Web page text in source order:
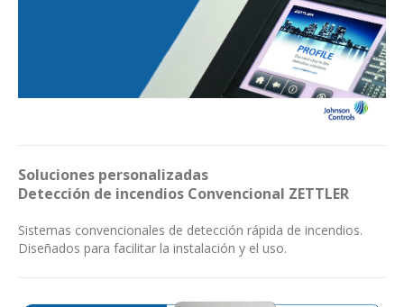
Soluciones personalizadas
Detección de incendios Convencional ZETTLER
Sistemas convencionales de detección rápida de incendios.
Diseñados para facilitar la instalación y el uso.